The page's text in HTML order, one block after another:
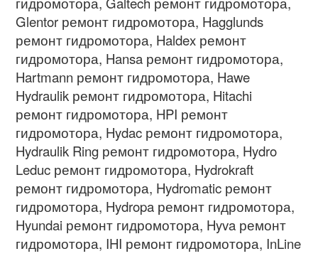
Glentor ремонт гидромотора, Hagglunds
ремонт гидромотора, Haldex ремонт
гидромотора, Hansa ремонт гидромотора,
Hartmann ремонт гидромотора, Hawe
Hydraulik ремонт гидромотора, Hitachi
ремонт гидромотора, HPI ремонт
гидромотора, Hydac ремонт гидромотора,
Hydraulik Ring ремонт гидромотора, Hydro
Leduc ремонт гидромотора, Hydrokraft
ремонт гидромотора, Hydromatic ремонт
гидромотора, Hydropa ремонт гидромотора,
Hyundai ремонт гидромотора, Hyva ремонт
гидромотора, IHI ремонт гидромотора, InLine